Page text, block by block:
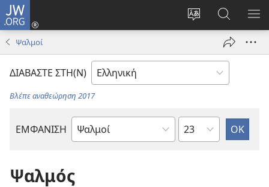
JW.ORG
Αλλαγή
γλώσσας
ιστότοπου
Σύνδεση
(ανοίγει
παράθυρο)
στο
JW.ORG
Ψαλμοί
ΔΙΑΒΑΣΤΕ ΣΤΗ(Ν)
Βλέπε αναθεώρηση 2017
ΕΜΦΑΝΙΣΗ
Βιβλίο
Γραφής
Κεφάλαιο
Ψαλμός